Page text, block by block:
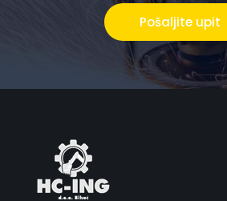
Pošaljite upit